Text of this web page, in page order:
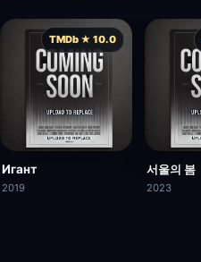
TMDb ★ 10.0
Игант
2019
서울의 봄
2023